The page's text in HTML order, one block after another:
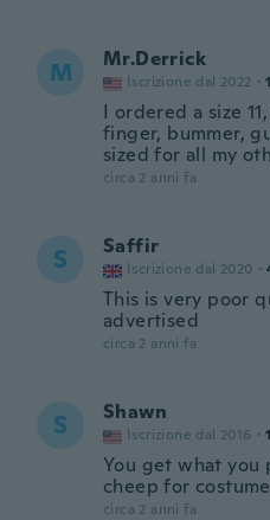
M Mr.Derrick
Iscrizione dal 2022 ·
I ordered a size
finger, bummer,
sized for all my
circa 2 anni fa
S Saffir
Iscrizione dal 2020 ·
This is very poor
advertised
circa 2 anni fa
S Shawn
Iscrizione dal 2016 ·
You get what you
cheep for
circa 2 anni fa